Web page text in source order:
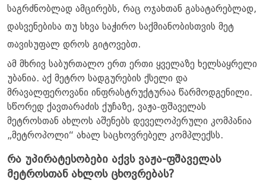
საგრძნობლად ამცირებს, რაც ოჯახთან გასატარებლად,
დასვენებისა თუ სხვა საჭირო საქმიანობისთვის მეტ
თავისუფალ დროს გიტოვებთ.
ამ მხრივ საბურთალო ერთ ერთი ყველაზე ხელსაყრელი
უბანია. აქ მეტრო სადგურების ქსელი და
მრავალფეროვანი ინფრასტრუქტურაა წარმოდგენილი.
სწორედ ქავთარაძის ქუჩაზე, ვაჟა-ფშაველას
მეტროსთან ახლოს აშენებს დეველოპერული კომპანია
„მეტროპოლი“ ახალ საცხოვრებელ კომპლექსს.
რა უპირატესობები აქვს ვაჟა-ფშაველას
მეტროსთან ახლოს ცხოვრებას?